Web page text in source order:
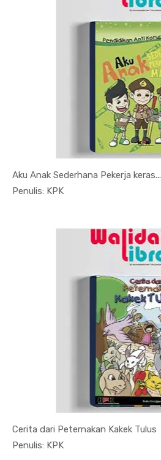
Aku Anak Sederhana Pekerja keras...
Penulis: KPK
Cerita dari Peternakan Kakek Tulus
Penulis: KPK